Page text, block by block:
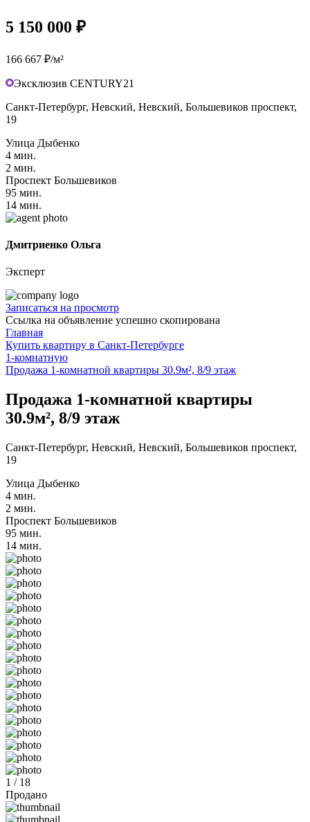
5 150 000 ₽
166 667 ₽/м²
Эксклюзив CENTURY21
Санкт-Петербург, Невский, Невский, Большевиков проспект,
19
Улица Дыбенко
4 мин.
2 мин.
Проспект Большевиков
95 мин.
14 мин.
Дмитриенко Ольга
Эксперт
Записаться на просмотр
Ссылка на объявление успешно скопирована
Главная
Купить квартиру в Санкт-Петербурге
1-комнатную
Продажа 1-комнатной квартиры 30.9м², 8/9 этаж
Продажа 1-комнатной квартиры
30.9м², 8/9 этаж
Санкт-Петербург, Невский, Невский, Большевиков проспект,
19
Улица Дыбенко
4 мин.
2 мин.
Проспект Большевиков
95 мин.
14 мин.
1 / 18
Продано